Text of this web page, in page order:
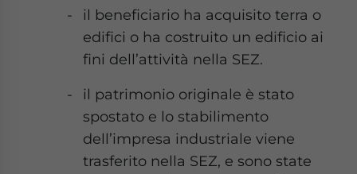
il beneficiario ha acquisito terra o
edifici o ha costruito un edificio ai
fini dell’attività nella SEZ.
il patrimonio originale è stato
spostato e lo stabilimento
dell’impresa industriale viene
trasferito nella SEZ, e sono state